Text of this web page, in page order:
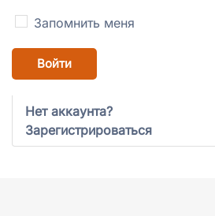
Запомнить меня
Войти
Нет аккаунта?
Зарегистрироваться